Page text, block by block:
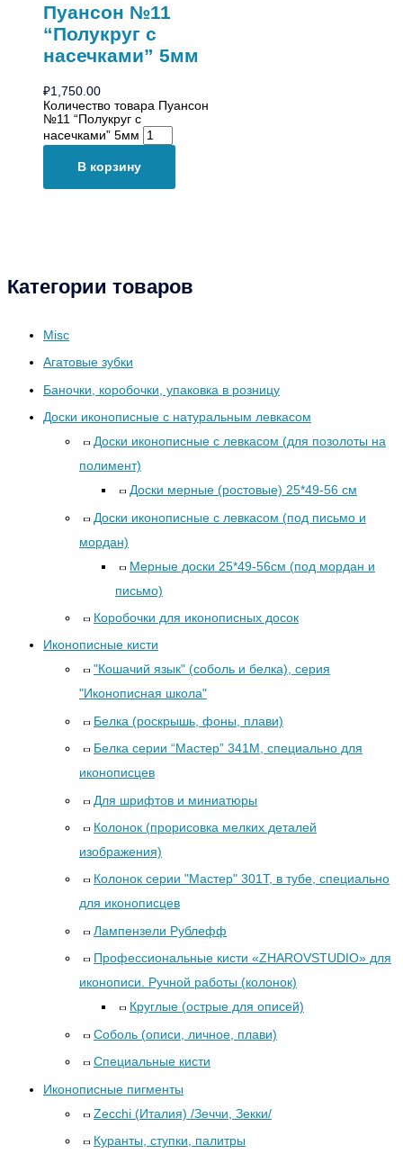
Категории товаров
Misc
Агатовые зубки
Баночки, коробочки, упаковка в розницу
Доски иконописные с натуральным левкасом
Доски иконописные с левкасом (для позолоты на
полимент)
Доски мерные (ростовые) 25*49-56 см
Доски иконописные с левкасом (под письмо и
мордан)
Мерные доски 25*49-56см (под мордан и
письмо)
Коробочки для иконописных досок
Иконописные кисти
"Кошачий язык" (соболь и белка), серия
"Иконописная школа"
Белка (роскрышь, фоны, плави)
Белка серии “Мастер” 341М, специально для
иконописцев
Для шрифтов и миниатюры
Колонок (прорисовка мелких деталей
изображения)
Колонок серии "Мастер" 301Т, в тубе, специально
для иконописцев
Лампензели Рублефф
Профессиональные кисти «ZHAROVSTUDIO» для
иконописи. Ручной работы (колонок)
Круглые (острые для описей)
Соболь (описи, личное, плави)
Специальные кисти
Иконописные пигменты
Zecchi (Италия) /Зеччи, Зекки/
Куранты, ступки, палитры
Пуансон №11
“Полукруг с
насечками” 5мм
₽1,750.00
Количество товара Пуансон
№11 “Полукруг с
насечками” 5мм
В корзину